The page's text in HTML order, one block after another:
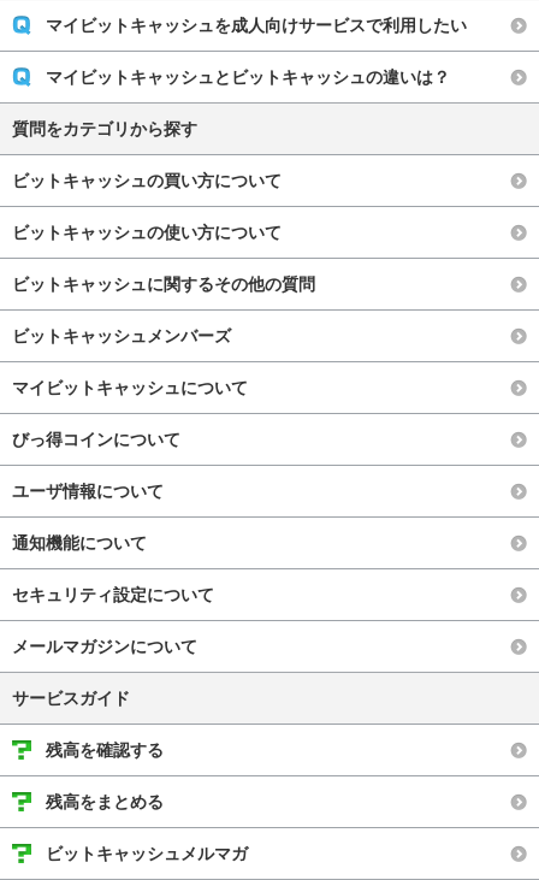
マイビットキャッシュを成人向けサービスで利用したい
マイビットキャッシュとビットキャッシュの違いは？
質問をカテゴリから探す
ビットキャッシュの買い方について
ビットキャッシュの使い方について
ビットキャッシュに関するその他の質問
ビットキャッシュメンバーズ
マイビットキャッシュについて
びっ得コインについて
ユーザ情報について
通知機能について
セキュリティ設定について
メールマガジンについて
サービスガイド
残高を確認する
残高をまとめる
ビットキャッシュメルマガ